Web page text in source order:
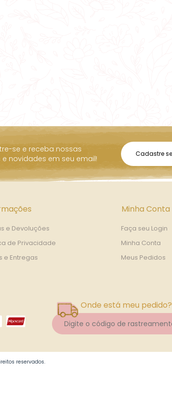
se e receba nossas
e novidades em seu email!
e Devoluções
de Privacidade
e Entregas
Minha Conta
Faça seu Login
Minha Conta
Meus Pedidos
Onde está meu pedido?
reservados.